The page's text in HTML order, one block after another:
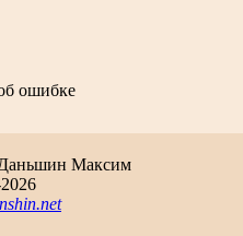
ошибке
Максим
2026